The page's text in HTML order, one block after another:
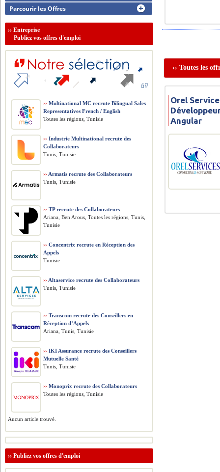
›› Toutes les
Orel
Angular
Parcourir les Offres
››Entreprise
Publiez vos offres d'emploi
›› Multinational MC recrute Bilingual Sales
Representatives French / English
Toutes les régions, Tunisie
›› Industrie Multinational recrute des
Collaborateurs
Tunis, Tunisie
›› Armatis recrute des Collaborateurs
Tunis, Tunisie
›› TP recrute des Collaborateurs
Ariana, Ben Arous, Toutes les régions, Tunis,
Tunisie
›› Concentrix recrute en Réception des
Appels
Tunisie
›› Altaservice recrute des Collaborateurs
Tunis, Tunisie
›› Transcom recrute des Conseillers en
Réception d’Appels
Ariana, Tunis, Tunisie
›› IKI Assurance recrute des Conseillers
Mutuelle Santé
Tunis, Tunisie
›› Monoprix recrute des Collaborateurs
Toutes les régions, Tunisie
Aucun article trouvé.
››Publiez vos offres d'emploi